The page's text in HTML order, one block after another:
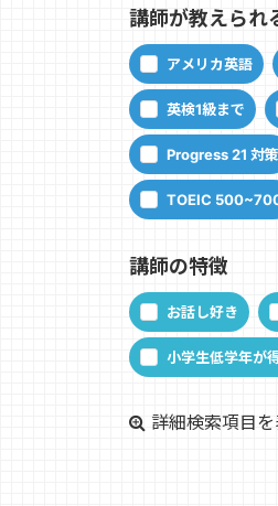
講師が教えられ
アメリカ英語
英検1級まで
Progress 21 対策
TOEIC
講師の特徴
お話し好き
小学生低学年が
詳細検索項目